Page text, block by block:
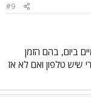
#9
ביום, בהם הזמן
שיש טלפון ואם לא אז